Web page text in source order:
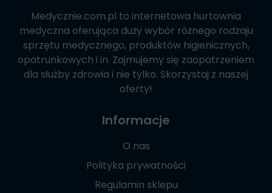
Medycznie.com.pl to internetowa hurtownia
medyczna oferująca duży wybór różnego rodzaju
sprzętu medycznego, produktów higienicznych,
opatrunkowych i in. Zajmujemy się zaopatrzeniem
dla służby zdrowia i nie tylko. Skorzystaj z naszej
oferty!
Informacje
O nas
Polityka prywatności
Regulamin sklepu